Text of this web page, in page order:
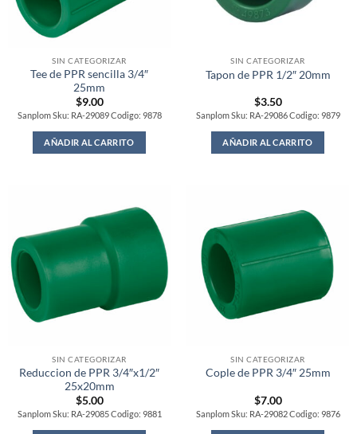
SIN CATEGORIZAR
Tee de PPR sencilla 3/4″
25mm
$9.00
Sanplom Sku: RA-29089 Codigo: 9878
AÑADIR AL CARRITO
SIN CATEGORIZAR
Tapon de PPR 1/2″ 20mm
$3.50
Sanplom Sku: RA-29086 Codigo: 9879
AÑADIR AL CARRITO
SIN CATEGORIZAR
Reduccion de PPR 3/4″x1/2″
25x20mm
$5.00
Sanplom Sku: RA-29085 Codigo: 9881
SIN CATEGORIZAR
Cople de PPR 3/4″ 25mm
$7.00
Sanplom Sku: RA-29082 Codigo: 9876